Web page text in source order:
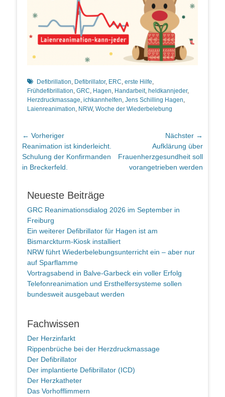
Schlagworte
Defibrillation, Defibrillator, ERC, erste Hilfe,
Frühdefibrillation, GRC, Hagen, Handarbeit, heldkannjeder,
Herzdruckmassage, ichkannhelfen, Jens Schilling Hagen,
Laienreanimation, NRW, Woche der Wiederbelebung
Beitragsnavigation
← Vorheriger
Vorheriger
Beitrag:
Reanimation ist kinderleicht.
Schulung der Konfirmanden
in Breckerfeld.
Nächster →
Beitrag:
Aufklärung über
Frauenherzgesundheit soll
vorangetrieben werden
Neueste Beiträge
GRC Reanimationsdialog 2026 im September in
Freiburg
Ein weiterer Defibrillator für Hagen ist am
Bismarckturm-Kiosk installiert
NRW führt Wiederbelebungsunterricht ein – aber nur
auf Sparflamme
Vortragsabend in Balve-Garbeck ein voller Erfolg
Telefonreanimation und Ersthelfersysteme sollen
bundesweit ausgebaut werden
Fachwissen
Der Herzinfarkt
Rippenbrüche bei der Herzdruckmassage
Der Defibrillator
Der implantierte Defibrillator (ICD)
Der Herzkatheter
Das Vorhofflimmern